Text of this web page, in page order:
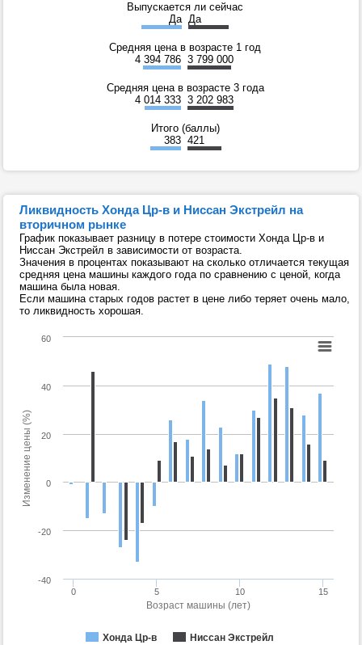
Выпускается ли сейчас
Да Да
Средняя цена в возрасте 1 год
4 394 786 3 799 000
Средняя цена в возрасте 3 года
4 014 333 3 202 983
Итого (баллы)
383 421
Ликвидность Хонда Цр-в и Ниссан Экстрейл на
вторичном рынке
График показывает разницу в потере стоимости Хонда Цр-в и
Ниссан Экстрейл в зависимости от возраста.
Значения в процентах показывают на сколько отличается текущая
средняя цена машины каждого года по сравнению с ценой, когда
машина была новая.
Если машина старых годов растет в цене либо теряет очень мало,
то ликвидность хорошая.
Возраст машины (лет)
Изменение цены (%)
Хонда Цр-в Ниссан Экстрейл
0 5 10 15
-40
-20
0
20
40
60